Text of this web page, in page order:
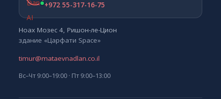
+972 55-317-16-75
Ноах Мозес 4, Ришон-ле-Цион
здание «Царфати Space»
timur@mataevnadlan.co.il
Вс–Чт 9:00–19:00 · Пт 9:00–13:00